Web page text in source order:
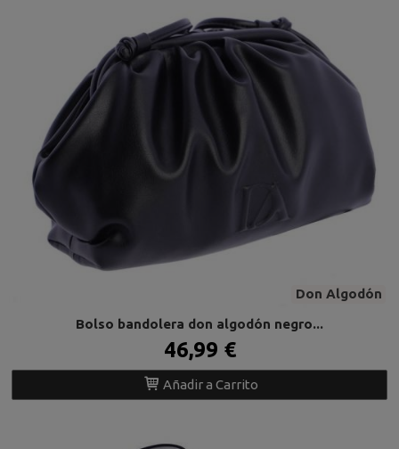
Don Algodón
Bolso bandolera don algodón negro...
46,99 €
Añadir a Carrito